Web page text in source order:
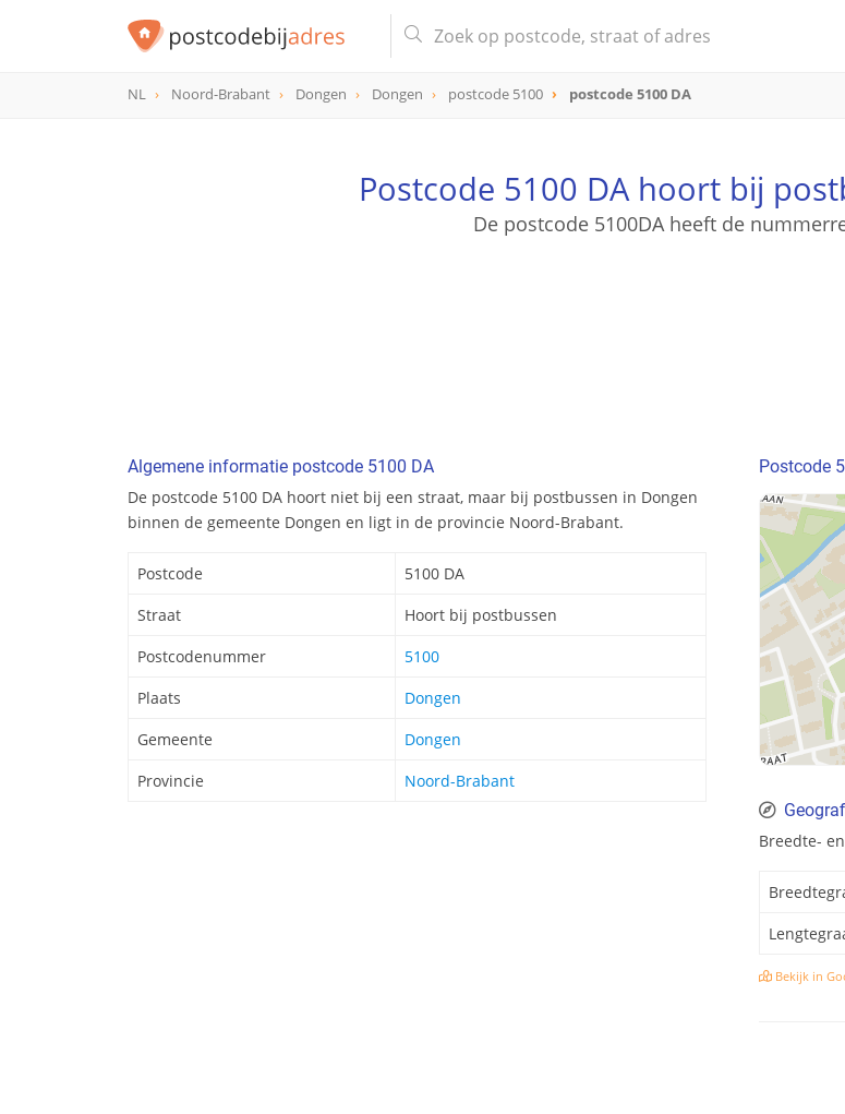
5100 DA
NL Noord-Brabant Dongen Dongen postcode 5100 postcode 5100 DA
Postcode 5100 DA hoort bij
De postcode 5100DA heeft de
Algemene informatie postcode 5100 DA
De postcode 5100 DA hoort niet bij een straat, maar bij postbussen in Dongen
binnen de gemeente Dongen en ligt in de provincie Noord-Brabant.
Postcode
5100 DA
Straat
Hoort bij postbussen
Postcodenummer
5100
Plaats
Dongen
Gemeente
Dongen
Provincie
Noord-Brabant
Postcode
Breedte-
Bekijk in